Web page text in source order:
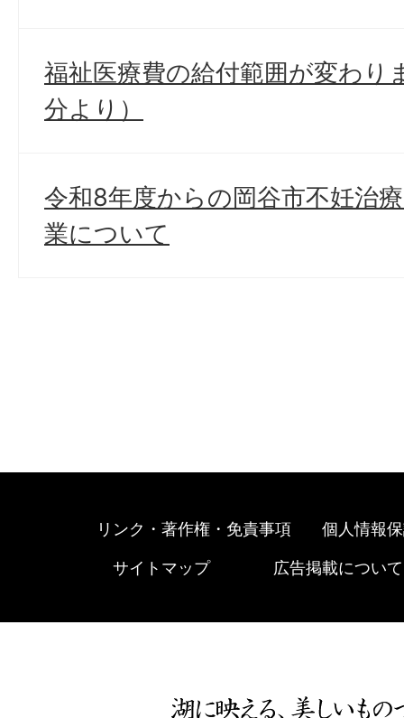
福祉医療費の給付範囲が変わり
分より）
令和8年度からの岡谷市不妊治
業について
リンク・著作権・免責事項 個人情報
サイトマップ 広告掲載について